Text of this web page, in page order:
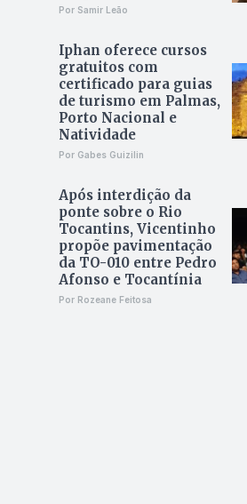
Por Samir Leão
Iphan oferece cursos
gratuitos com
certificado para guias
de turismo em Palmas,
Porto Nacional e
Natividade
Por Gabes Guizilin
Após interdição da
ponte sobre o Rio
Tocantins, Vicentinho
propõe pavimentação
da TO-010 entre Pedro
Afonso e Tocantínia
Por Rozeane Feitosa